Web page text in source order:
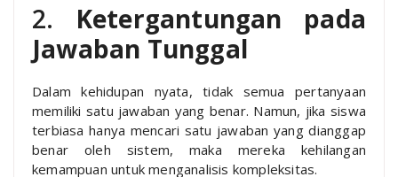
2. Ketergantungan pada
Jawaban Tunggal
Dalam kehidupan nyata, tidak semua pertanyaan
memiliki satu jawaban yang benar. Namun, jika siswa
terbiasa hanya mencari satu jawaban yang dianggap
benar oleh sistem, maka mereka kehilangan
kemampuan untuk menganalisis kompleksitas.